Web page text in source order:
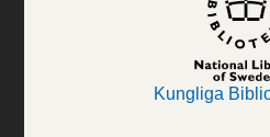
Kungliga